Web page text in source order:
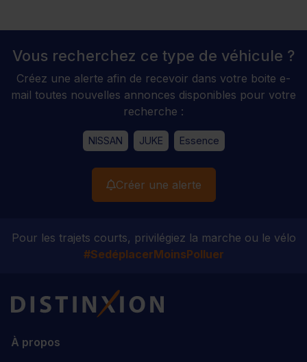
Vous recherchez ce type de véhicule ?
Créez une alerte afin de recevoir dans votre boite e-
mail toutes nouvelles annonces disponibles pour votre
recherche :
NISSAN JUKE Essence
Créer une alerte
Pour les trajets courts, privilégiez la marche ou le vélo
#SedéplacerMoinsPolluer
Distinxion
À propos